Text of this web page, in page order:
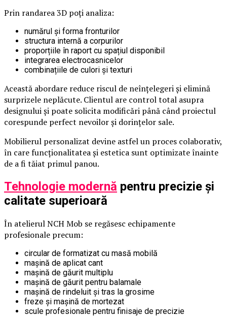
Prin randarea 3D poți analiza:
numărul și forma fronturilor
structura internă a corpurilor
proporțiile în raport cu spațiul disponibil
integrarea electrocasnicelor
combinațiile de culori și texturi
Această abordare reduce riscul de neînțelegeri și elimină
surprizele neplăcute. Clientul are control total asupra
designului și poate solicita modificări până când proiectul
corespunde perfect nevoilor și dorințelor sale.
Mobilierul personalizat devine astfel un proces colaborativ,
în care funcționalitatea și estetica sunt optimizate înainte
de a fi tăiat primul panou.
Tehnologie modernă pentru precizie și
calitate superioară
În atelierul NCH Mob se regăsesc echipamente
profesionale precum:
circular de formatizat cu masă mobilă
mașină de aplicat cant
mașină de găurit multiplu
mașină de găurit pentru balamale
mașină de rindeluit și tras la grosime
freze și mașină de mortezat
scule profesionale pentru finisaje de precizie